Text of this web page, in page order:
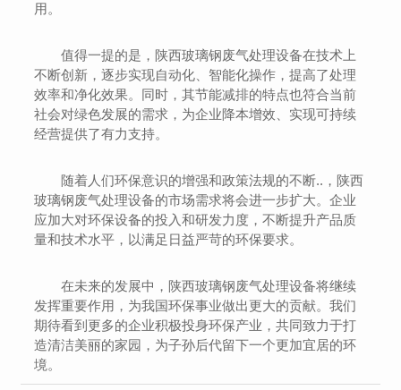
用。
值得一提的是，陕西玻璃钢废气处理设备在技术上
不断创新，逐步实现自动化、智能化操作，提高了处理
效率和净化效果。同时，其节能减排的特点也符合当前
社会对绿色发展的需求，为企业降本增效、实现可持续
经营提供了有力支持。
随着人们环保意识的增强和政策法规的不断..，陕西
玻璃钢废气处理设备的市场需求将会进一步扩大。企业
应加大对环保设备的投入和研发力度，不断提升产品质
量和技术水平，以满足日益严苛的环保要求。
在未来的发展中，陕西玻璃钢废气处理设备将继续
发挥重要作用，为我国环保事业做出更大的贡献。我们
期待看到更多的企业积极投身环保产业，共同致力于打
造清洁美丽的家园，为子孙后代留下一个更加宜居的环
境。